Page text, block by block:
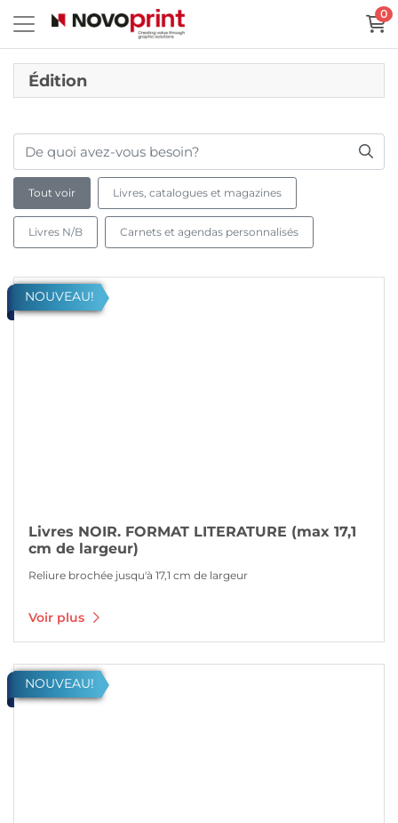
0
Édition
Tout voir Livres, catalogues et magazines
Livres N/B Carnets et agendas personnalisés
NOUVEAU!
Livres NOIR. FORMAT LITERATURE (max 17,1
cm de largeur)
Reliure brochée jusqu'à 17,1 cm de largeur
Voir plus
Voir plus Livres NOIR. FORMAT LITERATURE (max 17,1 cm de largeur)
NOUVEAU!
Voir plus Livres NOIR. GRAND FORMAT (max 25,8 cm de largeur)